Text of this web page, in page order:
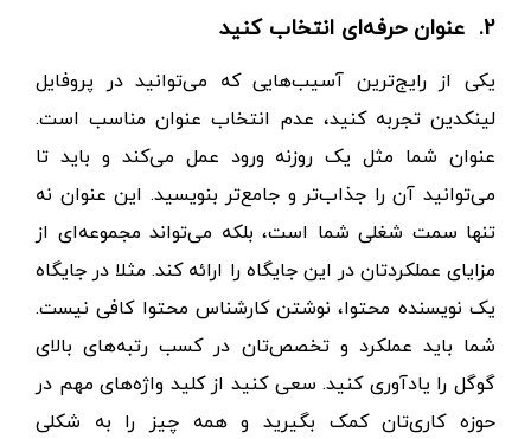
2. عنوان حرفه‌ای انتخاب کنید
یکی از رایج‌ترین آسیب‌هایی که می‌توانید در پروفایل
لینکدین تجربه کنید، عدم انتخاب عنوان مناسب است.
عنوان شما مثل یک روزنه ورود عمل می‌کند و باید تا
می‌توانید آن را جذاب‌تر و جامع‌تر بنویسید. این عنوان نه
تنها سمت شغلی شما است، بلکه می‌تواند مجموعه‌ای از
مزایای عملکردتان در این جایگاه را ارائه کند. مثلا در جایگاه
یک نویسنده محتوا، نوشتن کارشناس محتوا کافی نیست.
شما باید عملکرد و تخصص‌تان در کسب رتبه‌های بالای
گوگل را یادآوری کنید. سعی کنید از کلید واژه‌های مهم در
حوزه کاری‌تان کمک بگیرید و همه چیز را به شکلی